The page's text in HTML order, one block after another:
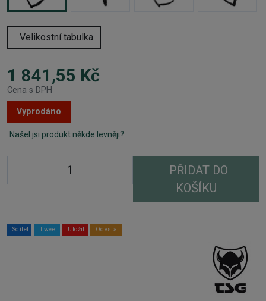
Velikostní tabulka
1 841,55 Kč
Cena s DPH
Vyprodáno
Našel jsi produkt někde levněji?
PŘIDAT DO
KOŠÍKU
Sdílet Tweet Uložit Odeslat